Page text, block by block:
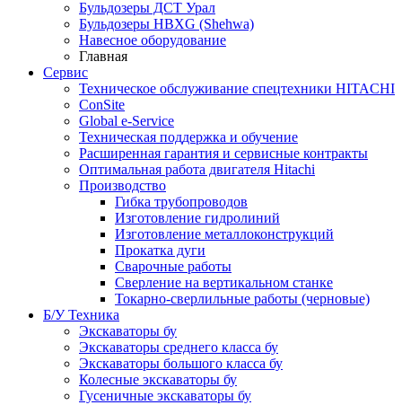
Бульдозеры ДСТ Урал
Бульдозеры HBXG (Shehwa)
Навесное оборудование
Главная
Сервис
Техническое обслуживание спецтехники HITACHI
ConSite
Global e-Service
Техническая поддержка и обучение
Расширенная гарантия и сервисные контракты
Оптимальная работа двигателя Hitachi
Производство
Гибка трубопроводов
Изготовление гидролиний
Изготовление металлоконструкций
Прокатка дуги
Сварочные работы
Сверление на вертикальном станке
Токарно-сверлильные работы (черновые)
Б/У Техника
Экскаваторы бу
Экскаваторы среднего класса бу
Экскаваторы большого класса бу
Колесные экскаваторы бу
Гусеничные экскаваторы бу